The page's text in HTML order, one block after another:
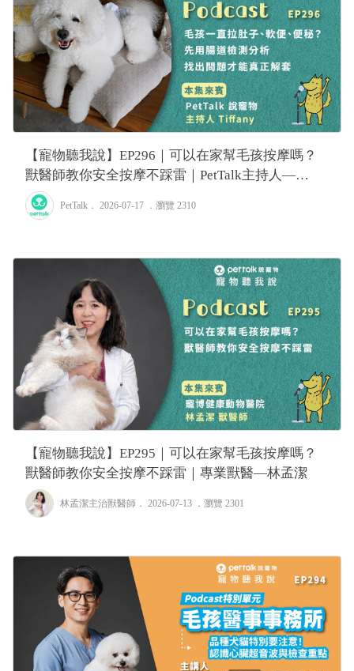
【寵物聽我說】EP296｜可以在家幫毛孩按摩嗎？
獸醫師教你安全按摩不踩雷｜PetTalk主持人—
Tiffany
PetTalk ． 2026-07-17 ． 瀏覽 2310
【寵物聽我說】EP295｜可以在家幫毛孩按摩嗎？
獸醫師教你安全按摩不踩雷｜專業獸醫—林孟潔
林孟潔主治獸醫師 ． 2026-07-13 ． 瀏覽 2301